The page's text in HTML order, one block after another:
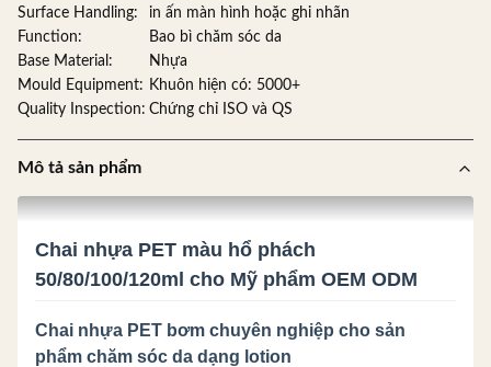
Surface Handling:
in ấn màn hình hoặc ghi nhãn
Function:
Bao bì chăm sóc da
Base Material:
Nhựa
Mould Equipment: Khuôn hiện có: 5000+
Quality Inspection: Chứng chỉ ISO và QS
Mô tả sản phẩm
Chai nhựa PET màu hổ phách
50/80/100/120ml cho Mỹ phẩm OEM ODM
Chai nhựa PET bơm chuyên nghiệp cho sản
phẩm chăm sóc da dạng lotion